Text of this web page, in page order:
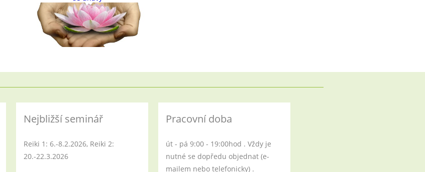
Nejbližší seminář
Reiki 1: 6.-8.2.2026, Reiki 2:
20.-22.3.2026
Pracovní doba
út - pá 9:00 - 19:00hod . Vždy je
nutné se dopředu objednat (e-
mailem nebo telefonicky) .